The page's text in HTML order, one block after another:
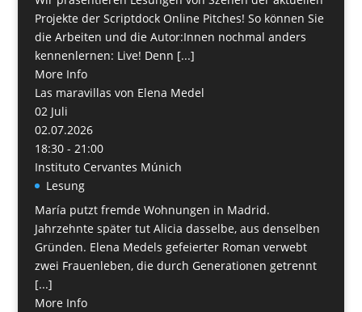
Projekte der Scriptdock Online Pitches! So können Sie
die Arbeiten und die Autor:Innen nochmal anders
kennenlernen: Live! Denn [...]
More Info
Las maravillas von Elena Medel
02 Juli
02.07.2026
18:30 - 21:00
Instituto Cervantes Múnich
Lesung
María putzt fremde Wohnungen in Madrid.
Jahrzehnte später tut Alicia dasselbe, aus denselben
Gründen. Elena Medels gefeierter Roman verwebt
zwei Frauenleben, die durch Generationen getrennt
[...]
More Info